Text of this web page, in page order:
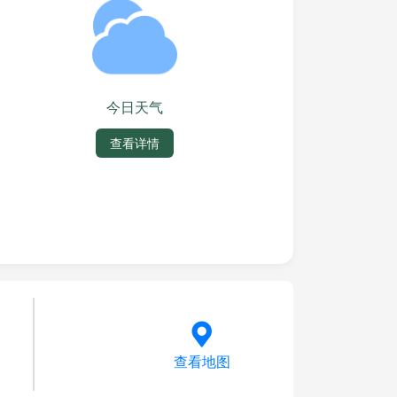
今日天气
查看详情
查看地图